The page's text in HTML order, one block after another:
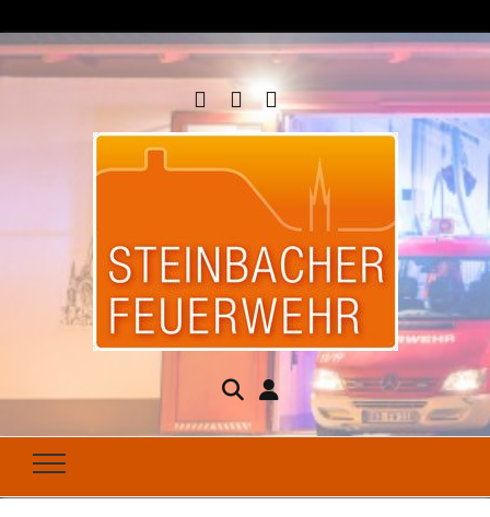
Steinbacher
Feuerwehr
Seit 1877 für Ihren Brandschutz da